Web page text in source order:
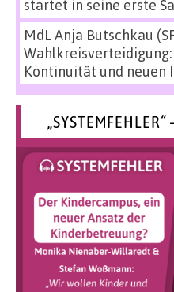
startet in seine erste
MdL Anja Butschkau
Kontinuität und neuen